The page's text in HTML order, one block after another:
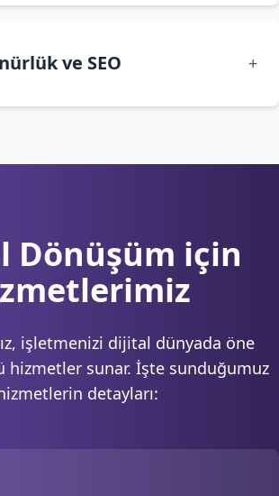
ve SEO +
Dönüşüm için
işletmenizi dijital dünyada öne
hizmetler sunar. İşte sunduğumuz
detayları: